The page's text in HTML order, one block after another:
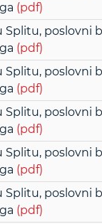
(pdf)
poslovni
(pdf)
poslovni
(pdf)
poslovni
(pdf)
poslovni
(pdf)
poslovni
(pdf)